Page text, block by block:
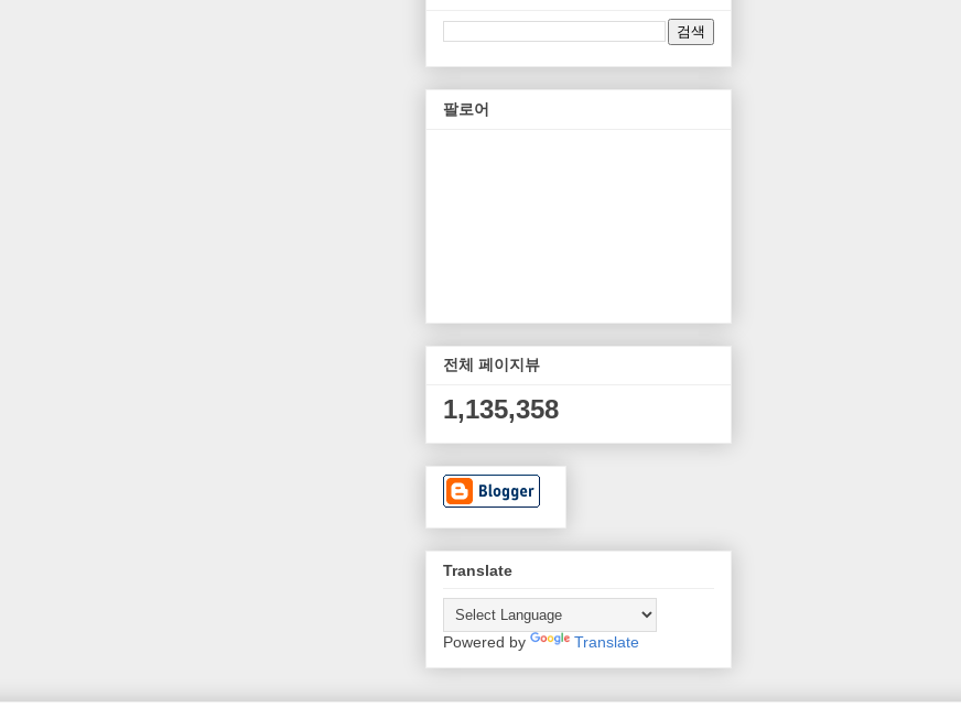
팔로어
전체 페이지뷰
1,135,358
Translate
Powered by Translate